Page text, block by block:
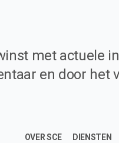
met actuele
en door het
OVER SCE DIENSTEN